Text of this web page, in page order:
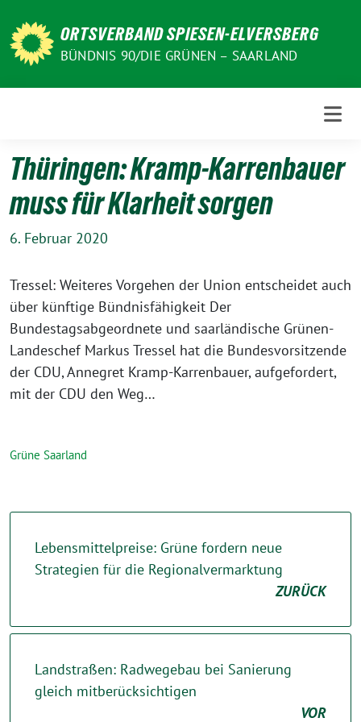
zum
Inhalt
ORTSVERBAND SPIESEN-ELVERSBERG
BÜNDNIS 90/DIE GRÜNEN – SAARLAND
Thüringen: Kramp-Karrenbauer
muss für Klarheit sorgen
6. Februar 2020
Tressel: Weiteres Vorgehen der Union entscheidet auch
über künftige Bündnisfähigkeit Der
Bundestagsabgeordnete und saarländische Grünen-
Landeschef Markus Tressel hat die Bundesvorsitzende
der CDU, Annegret Kramp-Karrenbauer, aufgefordert,
mit der CDU den Weg…
Grüne Saarland
Lebensmittelpreise: Grüne fordern neue
Strategien für die Regionalvermarktung
ZURÜCK
Landstraßen: Radwegebau bei Sanierung
gleich mitberücksichtigen
VOR